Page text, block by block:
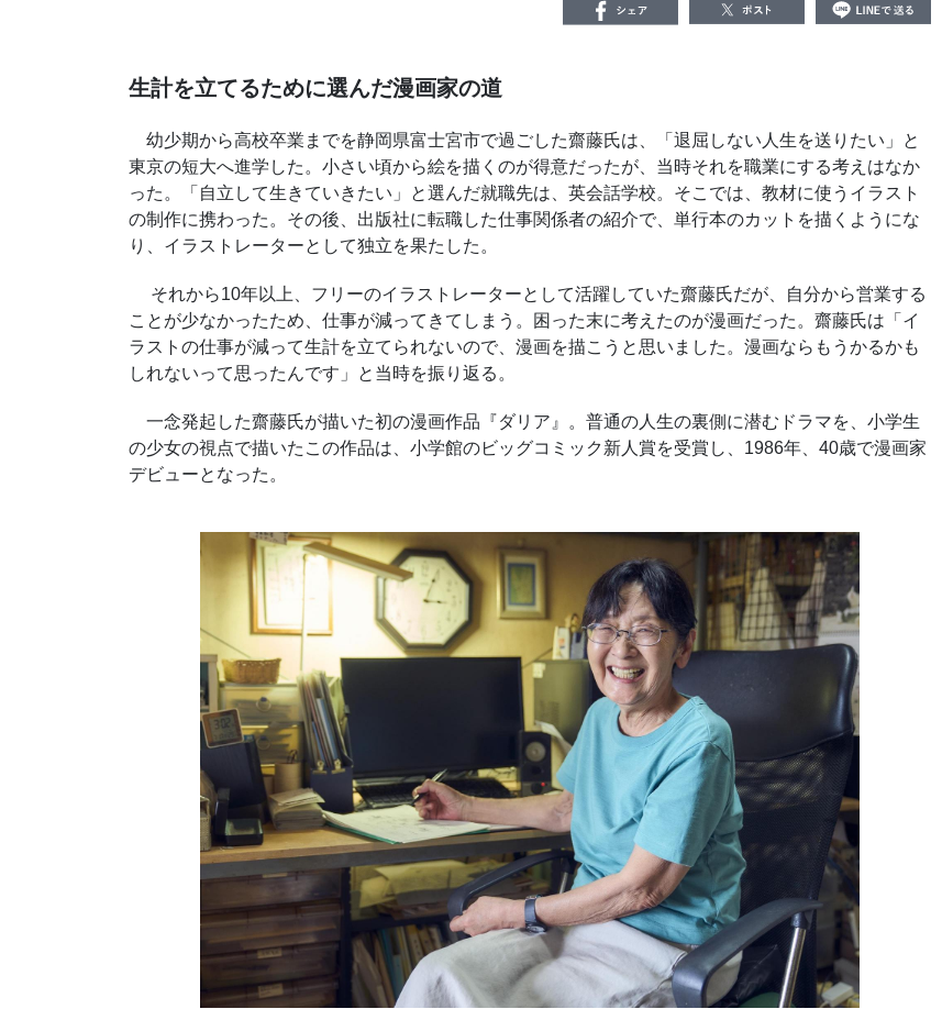
生計を立てるために選んだ漫画家の道
幼少期から高校卒業までを静岡県富士宮市で過ごした齋藤氏は、「退屈しない人生を送りたい」と
東京の短大へ進学した。小さい頃から絵を描くのが得意だったが、当時それを職業にする考えはなか
った。「自立して生きていきたい」と選んだ就職先は、英会話学校。そこでは、教材に使うイラスト
の制作に携わった。その後、出版社に転職した仕事関係者の紹介で、単行本のカットを描くようにな
り、イラストレーターとして独立を果たした。
それから10年以上、フリーのイラストレーターとして活躍していた齋藤氏だが、自分から営業する
ことが少なかったため、仕事が減ってきてしまう。困った末に考えたのが漫画だった。齋藤氏は「イ
ラストの仕事が減って生計を立てられないので、漫画を描こうと思いました。漫画ならもうかるかも
しれないって思ったんです」と当時を振り返る。
一念発起した齋藤氏が描いた初の漫画作品『ダリア』。普通の人生の裏側に潜むドラマを、小学生
の少女の視点で描いたこの作品は、小学館のビッグコミック新人賞を受賞し、1986年、40歳で漫画家
デビューとなった。